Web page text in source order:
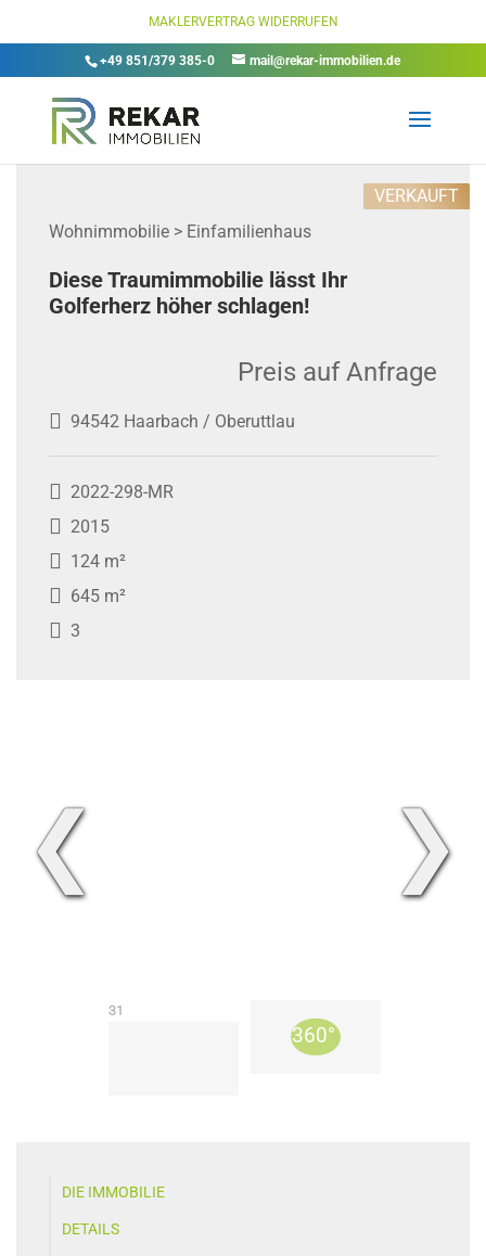
MAKLERVERTRAG WIDERRUFEN
+49 851/379 385-0 mail@rekar-immobilien.de
Wohnimmobilie > Einfamilienhaus
VERKAUFT
Diese Traumimmobilie lässt Ihr
Golferherz höher schlagen!
94542 Haarbach / Oberuttlau
Preis auf Anfrage
2022-298-MR
2015
124 m²
645 m²
3
❮ ❯
31
DIE IMMOBILIE
DETAILS